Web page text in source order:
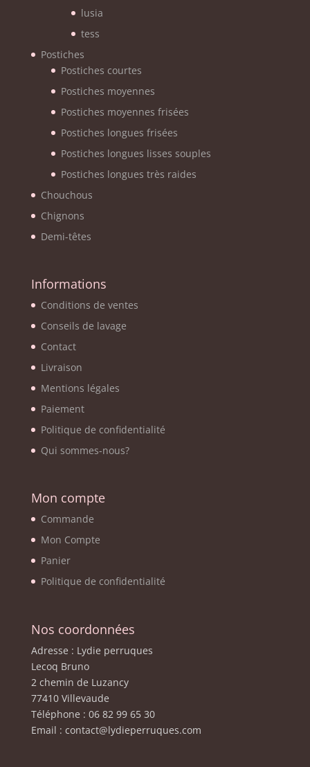
lusia
tess
Postiches
Postiches courtes
Postiches moyennes
Postiches moyennes frisées
Postiches longues frisées
Postiches longues lisses souples
Postiches longues très raides
Chouchous
Chignons
Demi-têtes
Informations
Conditions de ventes
Conseils de lavage
Contact
Livraison
Mentions légales
Paiement
Politique de confidentialité
Qui sommes-nous?
Mon compte
Commande
Mon Compte
Panier
Politique de confidentialité
Nos coordonnées
Adresse : Lydie perruques
Lecoq Bruno
2 chemin de Luzancy
77410 Villevaude
Téléphone : 06 82 99 65 30
Email : contact@lydieperruques.com